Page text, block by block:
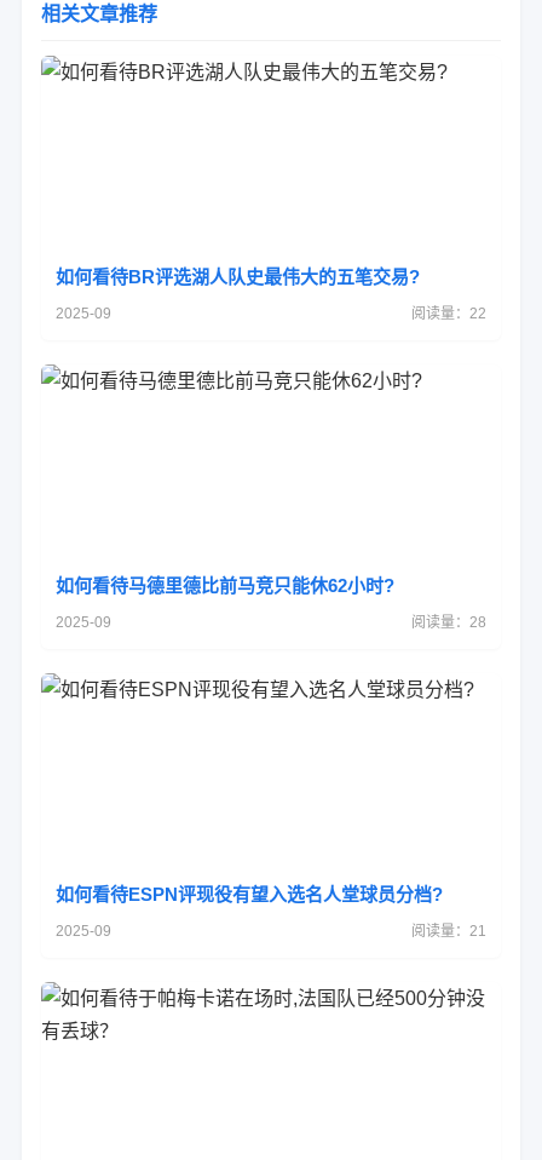
相关文章推荐
如何看待BR评选湖人队史最伟大的五笔交易?
2025-09 阅读量：22
如何看待马德里德比前马竞只能休62小时?
2025-09 阅读量：28
如何看待ESPN评现役有望入选名人堂球员分档?
2025-09 阅读量：21